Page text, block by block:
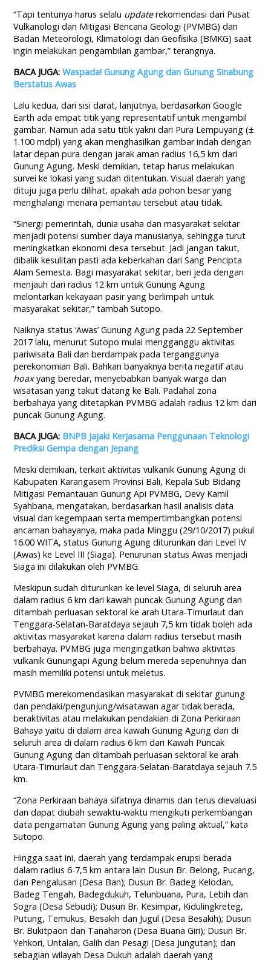
“Tapi tentunya harus selalu updaterekomendasi dari Pusat
Vulkanologi dan Mitigasi Bencana Geologi (PVMBG) dan
Badan Meteorologi, Klimatologi dan Geofisika (BMKG) saat
ingin melakukan pengambilan gambar,” terangnya.
BACA JUGA:Waspada! Gunung Agung dan Gunung Sinabung
Berstatus Awas
Lalu kedua, dari sisi darat, lanjutnya, berdasarkan Google
Earth ada empat titik yang representatif untuk mengambil
gambar. Namun ada satu titik yakni dari Pura Lempuyang (±
1.100 mdpl) yang akan menghasilkan gambar indah dengan
latar depan pura dengan jarak aman radius 16,5 km dari
Gunung Agung. Meski demikian, tetap harus melakukan
survei ke lokasi yang sudah ditentukan. Visual daerah yang
dituju juga perlu dilihat, apakah ada pohon besar yang
menghalangi menara pemantau tersebut atau tidak.
“Sinergi pemerintah, dunia usaha dan masyarakat sekitar
menjadi potensi sumber daya manusianya, sehingga turut
meningkatkan ekonomi desa tersebut. Jadi jangan takut,
dibalik kesulitan pasti ada keberkahan dari Sang Pencipta
Alam Semesta. Bagi masyarakat sekitar, beri jeda dengan
menjauh dari radius 12 km untuk Gunung Agung
melontarkan kekayaan pasir yang berlimpah untuk
masyarakat sekitar,” tambah Sutopo.
Naiknya status ‘Awas’ Gunung Agung pada 22 September
2017 lalu, menurut Sutopo mulai mengganggu aktivitas
pariwisata Bali dan berdampak pada terganggunya
perekonomian Bali. Bahkan banyaknya berita negatif atau
hoaxyang beredar, menyebabkan banyak warga dan
wisatasan yang takut datang ke Bali. Padahal zona
berbahaya yang ditetapkan PVMBG adalah radius 12 km dari
puncak Gunung Agung.
BACA JUGA: BNPB Jajaki Kerjasama Penggunaan Teknologi
Prediksi Gempa dengan Jepang
Meski demikian, terkait aktivitas vulkanik Gunung Agung di
Kabupaten Karangasem Provinsi Bali, Kepala Sub Bidang
Mitigasi Pemantauan Gunung Api PVMBG, Devy Kamil
Syahbana, mengatakan, berdasarkan hasil analisis data
visual dan kegempaan serta mempertimbangkan potensi
ancaman bahayanya, maka pada Minggu (29/10/2017) pukul
16.00 WITA, status Gunung Agung diturunkan dari Level IV
(Awas) ke Level III (Siaga). Penurunan status Awas menjadi
Siaga ini dilakukan oleh PVMBG.
Meskipun sudah diturunkan ke level Siaga, di seluruh area
dalam radius 6 km dari kawah puncak Gunung Agung dan
ditambah perluasan sektoral ke arah Utara-Timurlaut dan
Tenggara-Selatan-Baratdaya sejauh 7,5 km tidak boleh ada
aktivitas masyarakat karena dalam radius tersebut masih
berbahaya. PVMBG juga mengingatkan bahwa aktivitas
vulkanik Gunungapi Agung belum mereda sepenuhnya dan
masih memiliki potensi untuk meletus.
PVMBG merekomendasikan masyarakat di sekitar gunung
dan pendaki/pengunjung/wisatawan agar tidak berada,
beraktivitas atau melakukan pendakian di Zona Perkiraan
Bahaya yaitu di dalam area kawah Gunung Agung dan di
seluruh area di dalam radius 6 km dari Kawah Puncak
Gunung Agung dan ditambah perluasan sektoral ke arah
Utara-Timurlaut dan Tenggara-Selatan-Baratdaya sejauh 7.5
km.
“Zona Perkiraan bahaya sifatnya dinamis dan terus dievaluasi
dan dapat diubah sewaktu-waktu mengikuti perkembangan
data pengamatan Gunung Agung yang paling aktual,” kata
Sutopo.
Hingga saat ini, daerah yang terdampak erupsi berada
dalam radius 6-7,5 km antara lain Dusun Br. Belong, Pucang,
dan Pengalusan (Desa Ban); Dusun Br. Badeg Kelodan,
Badeg Tengah, Badegdukuh, Telunbuana, Pura, Lebih dan
Sogra (Desa Sebudi); Dusun Br. Kesimpar, Kidulingkreteg,
Putung, Temukus, Besakih dan Jugul (Desa Besakih); Dusun
Br. Bukitpaon dan Tanaharon (Desa Buana Giri); Dusun Br.
Yehkori, Untalan, Galih dan Pesagi (Desa Jungutan); dan
sebagian wilayah Desa Dukuh adalah daerah yang